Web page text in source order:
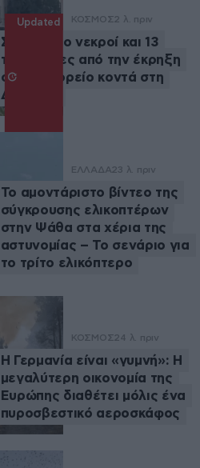
Updated ΚΟΣΜΟΣ2 λ. πριν
Συρία: Δύο νεκροί και 13
τραυματίες από την έκρηξη
σε λεωφορείο κοντά στη
Δαμασκό
ΕΛΛΑΔΑ23 λ. πριν
Το αμοντάριστο βίντεο της
σύγκρουσης ελικοπτέρων
στην Ψάθα στα χέρια της
αστυνομίας – Το σενάριο για
το τρίτο ελικόπτερο
ΚΟΣΜΟΣ24 λ. πριν
Η Γερμανία είναι «γυμνή»: Η
μεγαλύτερη οικονομία της
Ευρώπης διαθέτει μόλις ένα
πυροσβεστικό αεροσκάφος